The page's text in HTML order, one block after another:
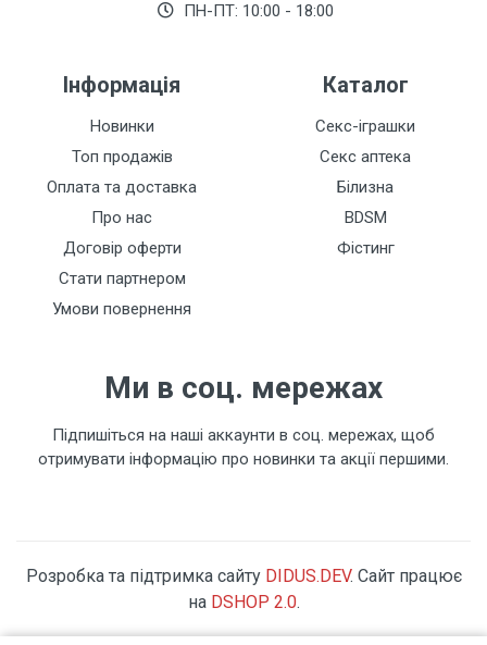
ПН-ПТ: 10:00 - 18:00
Інформація
Новинки
Топ продажів
Оплата та доставка
Про нас
Договір оферти
Стати партнером
Умови повернення
Каталог
Секс-іграшки
Секс аптека
Білизна
BDSM
Фістинг
Ми в соц. мережах
Підпишіться на наші аккаунти в соц. мережах, щоб
отримувати інформацію про новинки та акції першими.
Розробка та підтримка сайту DIDUS.DEV. Сайт працює
на DSHOP 2.0.